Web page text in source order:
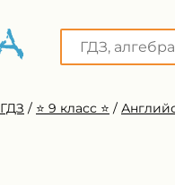
ГДЗ / ⭐️ 9 класс ⭐️ /